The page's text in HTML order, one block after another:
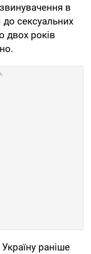
в
до сексуальних
двох років
Україну раніше